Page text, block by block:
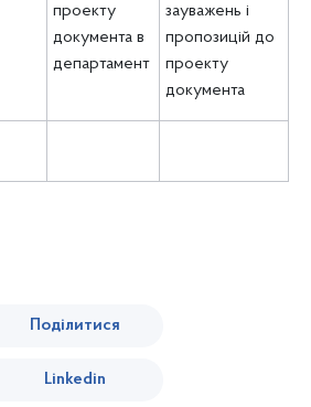
проекту
документа в
департамент
зауважень і
пропозицій до
проекту
документа
Поділитися
Linkedin